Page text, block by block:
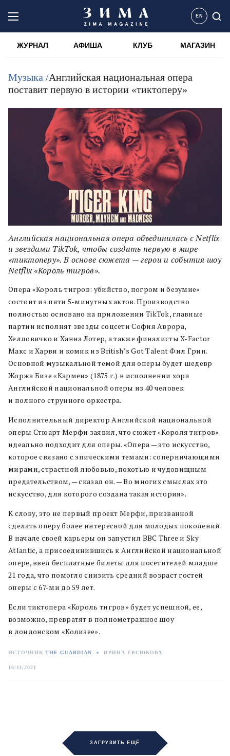
EN
ЖУРНАЛ АФИША КЛУБ МАГАЗИН
Музыка /Английская национальная опера
поставит первую в истории «тиктоперу»
Английская национальная опера объединилась с Netflix
и звездами TikTok, чтобы создать первую в мире
«тиктоперу». В основе сюжета — герои и события шоу
Netflix «Король тигров».
Опера «Король тигров: убийство, погром и безумие»
состоит из пяти 5-минутных актов.Производство
полностью основано на приложении TikTok, главные
партии исполнят звезды соцсети София Аврора,
Хелловичко и Ханна Лотер, а также финалисты X-Factor
Макс и Харви и комик из British’s Got Talent Фил Грин.
Основной музыкальной темой для оперы будет шедевр
Жоржа Бизе «Кармен» (1875 г.) в исполнении хора
Английской национальной оперы из 40 человек
и полного струнного оркестра.
Исполнительный директор Английской национальной
оперы Стюарт Мерфи заявил, что сюжет «Короля тигров»
идеально подходит для оперы. «Опера — это искусство,
которое связано с эпическими темами: соперничающими
мирами, страстной любовью, похотью и чудовищным
предательством, — сказал он. — Во многих смыслах это
искусство, для которого создана такая история».
К слову, это не первый проект Мерфи, призванной
сделать оперу более интересной для молодых поколений.
В начале своей карьеры он запустил BBC Three и Sky
Atlantic, а присоединившись к Английской национальной
опере, ввел бесплатные билеты для посетителей младше
21 года, что помогло снизить средний возраст гостей
оперы с 67-ми до 59 лет.
Если тиктопера «Король тигров» будет успешной, ее,
возможно, превратят в полнометражное шоу
в лондонском «Колизее».
ИСТОЧНИК THE GUARDIAN ● ИРИНА ЕВСЮКОВА
16/11/2021
ЗАГРУЗИТЬ ЕЩЁ